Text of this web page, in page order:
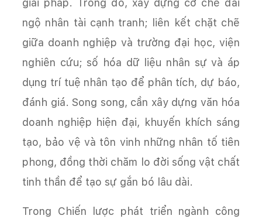
giải pháp. Trong đó, xây dựng cơ chế đãi
ngộ nhân tài cạnh tranh; liên kết chặt chẽ
giữa doanh nghiệp và trường đại học, viện
nghiên cứu; số hóa dữ liệu nhân sự và áp
dụng trí tuệ nhân tạo để phân tích, dự báo,
đánh giá. Song song, cần xây dựng văn hóa
doanh nghiệp hiện đại, khuyến khích sáng
tạo, bảo vệ và tôn vinh những nhân tố tiên
phong, đồng thời chăm lo đời sống vật chất
tinh thần để tạo sự gắn bó lâu dài.
Trong Chiến lược phát triển ngành công